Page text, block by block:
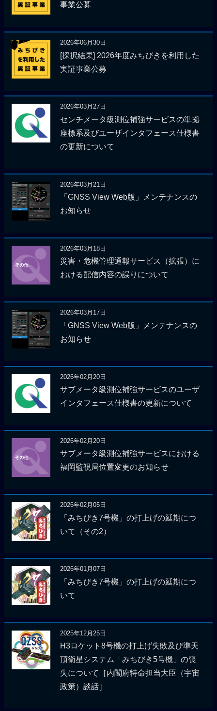
事業公募
2026年06月30日
[採択結果] 2026年度みちびきを利用した
実証事業公募
2026年03月27日
センチメータ級測位補強サービスの準拠
座標系及びユーザインタフェース仕様書
の更新について
2026年03月21日
「GNSS View Web版」メンテナンスの
お知らせ
2026年03月18日
災害・危機管理通報サービス（拡張）に
おける配信内容の誤りについて
2026年03月17日
「GNSS View Web版」メンテナンスの
お知らせ
2026年02月20日
サブメータ級測位補強サービスのユーザ
インタフェース仕様書の更新について
2026年02月20日
サブメータ級測位補強サービスにおける
福岡監視局位置変更のお知らせ
2026年02月05日
「みちびき7号機」の打上げの延期につ
いて（その2）
2026年01月07日
「みちびき7号機」の打上げの延期につ
いて
2025年12月25日
H3ロケット8号機の打上げ失敗及び準天
頂衛星システム「みちびき5号機」の喪
失について［内閣府特命担当大臣（宇宙
政策）談話］